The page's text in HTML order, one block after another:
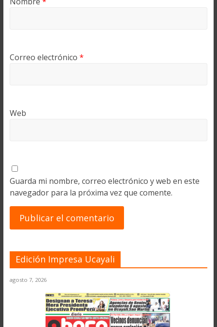
Correo electrónico *
Web
Guarda mi nombre, correo electrónico y web en este
navegador para la próxima vez que comente.
Edición Impresa Ucayali
agosto 7, 2026